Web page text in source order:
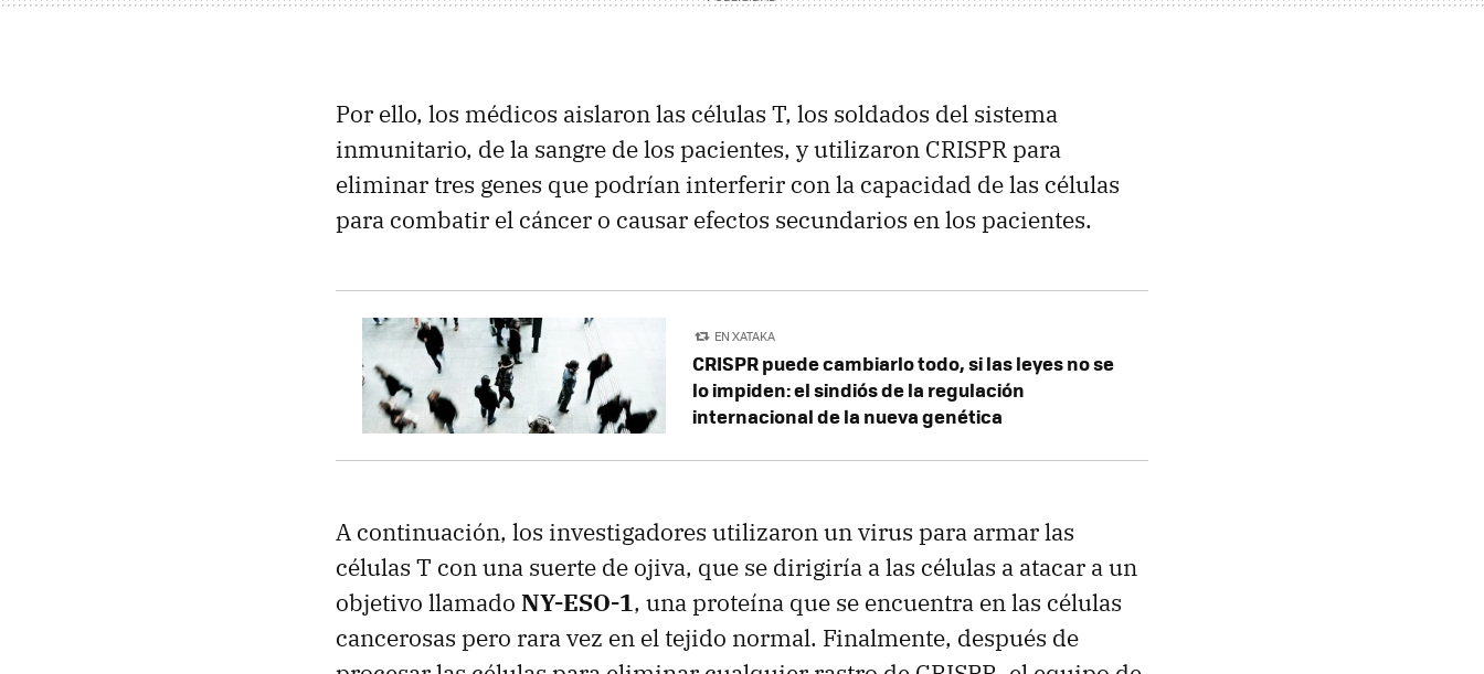
Por ello, los médicos aislaron las células T, los soldados del sistema
inmunitario, de la sangre de los pacientes, y utilizaron CRISPR para
eliminar tres genes que podrían interferir con la capacidad de las células
para combatir el cáncer o causar efectos secundarios en los pacientes.
EN XATAKA
CRISPR puede cambiarlo todo, si las leyes no se
lo impiden: el sindiós de la regulación
internacional de la nueva genética
A continuación, los investigadores utilizaron un virus para armar las
células T con una suerte de ojiva, que se dirigiría a las células a atacar a un
objetivo llamado NY-ESO-1, una proteína que se encuentra en las células
cancerosas pero rara vez en el tejido normal. Finalmente, después de